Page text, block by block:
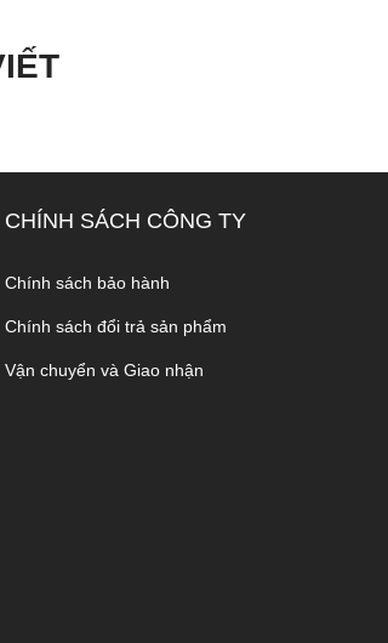
CHÍNH SÁCH CÔNG TY
Chính sách bảo hành
Chính sách đổi trả sản phẩm
Vận chuyển và Giao nhận